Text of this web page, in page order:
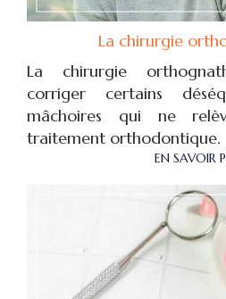
La chirurgie
La chirurgie
corriger certains
mâchoires qui ne
traitement orthodontique.
EN SAVOIR